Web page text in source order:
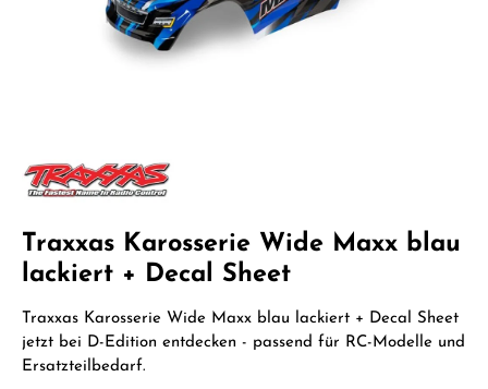
Traxxas Karosserie Wide Maxx blau
lackiert + Decal Sheet
Traxxas Karosserie Wide Maxx blau lackiert + Decal Sheet
jetzt bei D-Edition entdecken - passend für RC-Modelle und
Ersatzteilbedarf.